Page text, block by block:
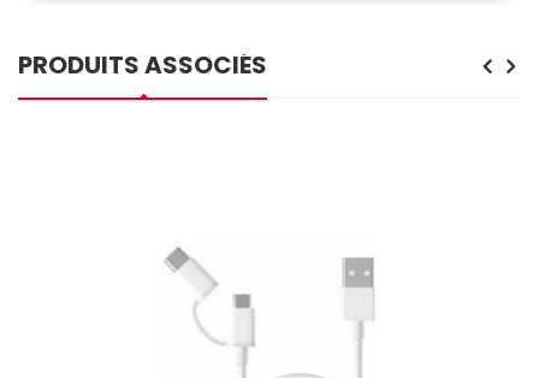
PRODUITS ASSOCIÉS